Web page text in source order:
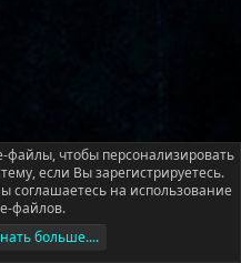
файлы, чтобы персонализировать
если Вы зарегистрируетесь.
соглашаетесь на использование
файлов.
больше....